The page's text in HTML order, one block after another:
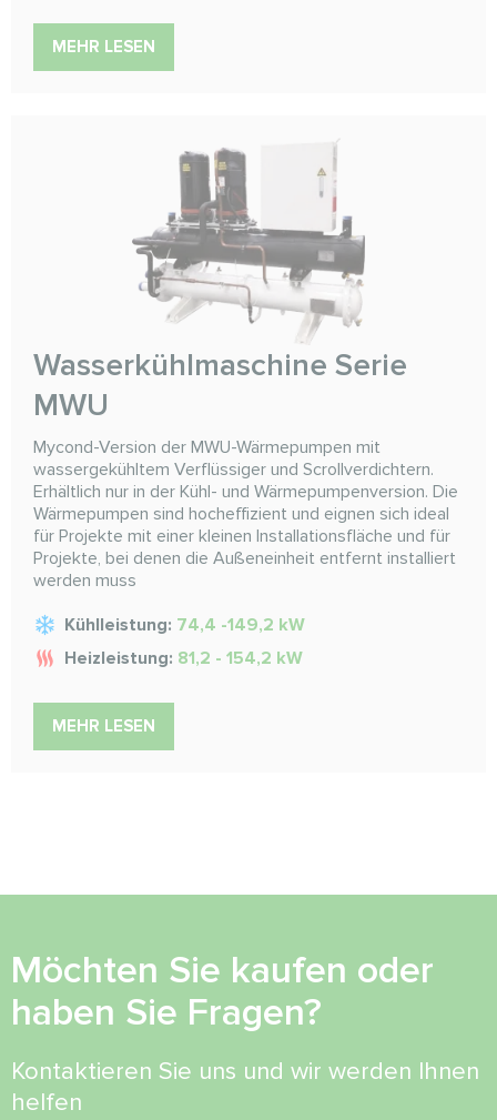
MEHR LESEN
Wasserkühlmaschine Serie
MWU
Mycond-Version der MWU-Wärmepumpen mit
wassergekühltem Verflüssiger und Scrollverdichtern.
Erhältlich nur in der Kühl- und Wärmepumpenversion. Die
Wärmepumpen sind hocheffizient und eignen sich ideal
für Projekte mit einer kleinen Installationsfläche und für
Projekte, bei denen die Außeneinheit entfernt installiert
werden muss
Kühlleistung: 74,4 -149,2 kW
Heizleistung: 81,2 - 154,2 kW
MEHR LESEN
Möchten Sie kaufen oder
haben Sie Fragen?
Kontaktieren Sie uns und wir werden Ihnen
helfen